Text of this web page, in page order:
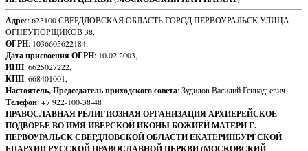
Адрес: 623100 СВЕРДЛОВСКАЯ ОБЛАСТЬ ГОРОД ПЕРВОУРАЛЬСК УЛИЦА
ОГНЕУПОРЩИКОВ 38,
ОГРН: 1036605622184,
Дата присвоения ОГРН: 10.02.2003,
ИНН: 6625027222,
КПП: 668401001,
Настоятель, Председатель приходского совета: Зудилов Василий Геннадьевич
Телефон: +7 922-100-38-48
ПРАВОСЛАВНАЯ РЕЛИГИОЗНАЯ ОРГАНИЗАЦИЯ АРХИЕРЕЙСКОЕ
ПОДВОРЬЕ ВО ИМЯ ИВЕРСКОЙ ИКОНЫ БОЖИЕЙ МАТЕРИ Г.
ПЕРВОУРАЛЬСК СВЕРДЛОВСКОЙ ОБЛАСТИ ЕКАТЕРИНБУРГСКОЙ